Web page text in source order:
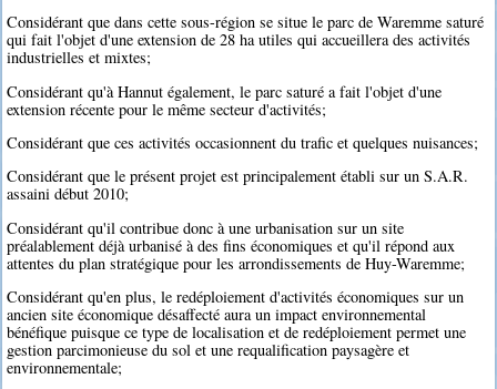
Considérant que dans cette sous-région se situe le parc de Waremme saturé
qui fait l'objet d'une extension de 28 ha utiles qui accueillera des activités
industrielles et mixtes;
Considérant qu'à Hannut également, le parc saturé a fait l'objet d'une
extension récente pour le même secteur d'activités;
Considérant que ces activités occasionnent du trafic et quelques nuisances;
Considérant que le présent projet est principalement établi sur un S.A.R.
assaini début 2010;
Considérant qu'il contribue donc à une urbanisation sur un site
préalablement déjà urbanisé à des fins économiques et qu'il répond aux
attentes du plan stratégique pour les arrondissements de Huy-Waremme;
Considérant qu'en plus, le redéploiement d'activités économiques sur un
ancien site économique désaffecté aura un impact environnemental
bénéfique puisque ce type de localisation et de redéploiement permet une
gestion parcimonieuse du sol et une requalification paysagère et
environnementale;